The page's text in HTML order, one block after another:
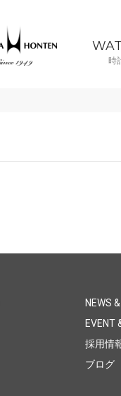
時
NEWS
EVENT
採用情
ブログ